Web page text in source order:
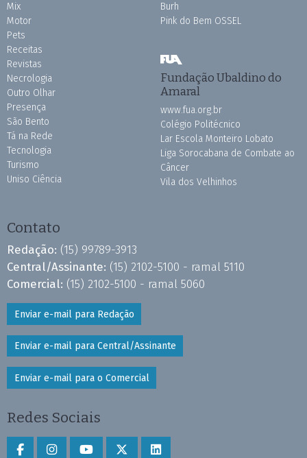
Mix
Motor
Pets
Receitas
Revistas
Necrologia
Outro Olhar
Presença
São Bento
Tá na Rede
Tecnologia
Turismo
Uniso Ciência
Burh
Pink do Bem OSSEL
Fundação Ubaldino do
Amaral
www.fua.org.br
Colégio Politécnico
Lar Escola Monteiro Lobato
Liga Sorocabana de Combate ao
Câncer
Vila dos Velhinhos
Contato
Redação: (15) 99789-3913
Central/Assinante: (15) 2102-5100 - ramal 5110
Comercial: (15) 2102-5100 - ramal 5060
Enviar e-mail para Redação
Enviar e-mail para Central/Assinante
Enviar e-mail para o Comercial
Redes Sociais